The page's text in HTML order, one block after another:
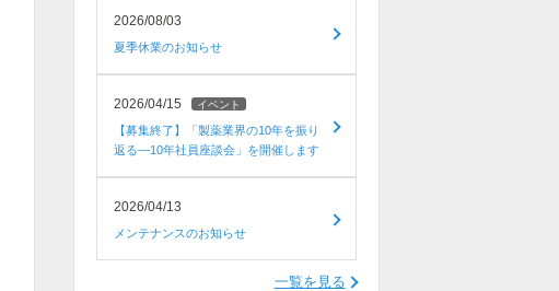
2026/08/03
夏季休業のお知らせ
2026/04/15 イベント
【募集終了】「製薬業界の10年を振り
返る―10年社員座談会」を開催します
2026/04/13
メンテナンスのお知らせ
一覧を見る